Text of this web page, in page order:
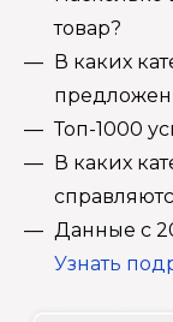
товар?
В каких
Топ-1000
В каких
Данные с
Узнать